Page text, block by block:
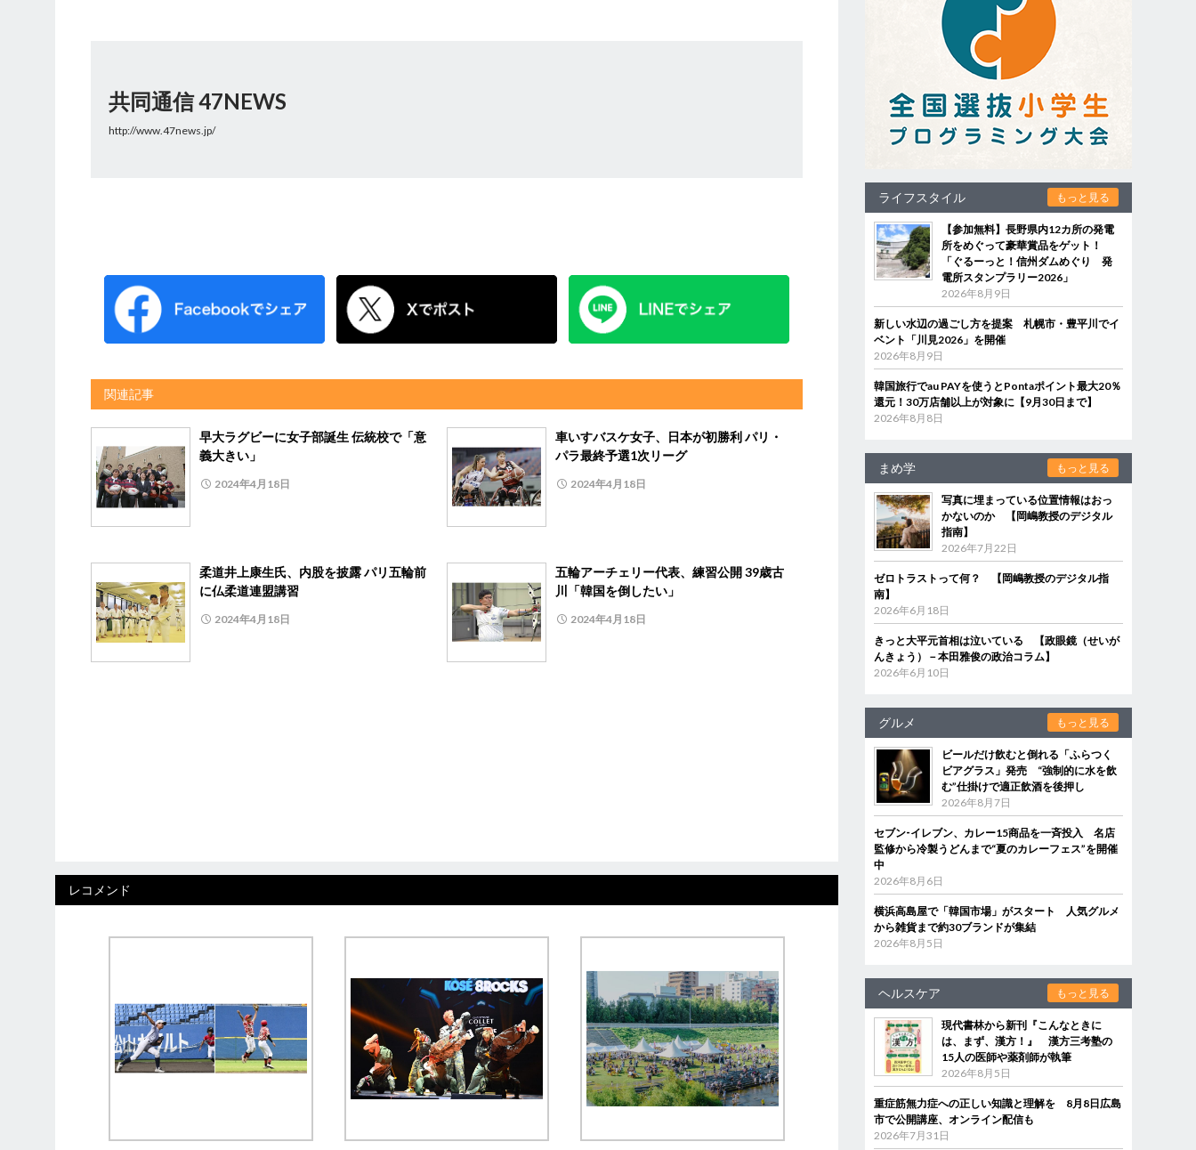
共同通信 47NEWS
http://www.47news.jp/
関連記事
早大ラグビーに女子部誕生 伝統校で「意
義大きい」
2024年4月18日
車いすバスケ女子、日本が初勝利 パリ・
パラ最終予選1次リーグ
2024年4月18日
柔道井上康生氏、内股を披露 パリ五輪前
に仏柔道連盟講習
2024年4月18日
五輪アーチェリー代表、練習公開 39歳古
川「韓国を倒したい」
2024年4月18日
レコメンド
ライフスタイル もっと見る
【参加無料】長野県内12カ所の発電
所をめぐって豪華賞品をゲット！
「ぐるーっと！信州ダムめぐり 発
電所スタンプラリー2026」
2026年8月9日
新しい水辺の過ごし方を提案 札幌市・豊平川でイ
ベント「川見2026」を開催
2026年8月9日
韓国旅行でau PAYを使うとPontaポイント最大20％
還元！30万店舗以上が対象に【9月30日まで】
2026年8月8日
まめ学 もっと見る
写真に埋まっている位置情報はおっ
かないのか 【岡嶋教授のデジタル
指南】
2026年7月22日
ゼロトラストって何？ 【岡嶋教授のデジタル指
南】
2026年6月18日
きっと大平元首相は泣いている 【政眼鏡（せいが
んきょう）－本田雅俊の政治コラム】
2026年6月10日
グルメ もっと見る
ビールだけ飲むと倒れる「ふらつく
ビアグラス」発売 “強制的に水を飲
む”仕掛けで適正飲酒を後押し
2026年8月7日
セブン‐イレブン、カレー15商品を一斉投入 名店
監修から冷製うどんまで“夏のカレーフェス”を開催
中
2026年8月6日
横浜高島屋で「韓国市場」がスタート 人気グルメ
から雑貨まで約30ブランドが集結
2026年8月5日
ヘルスケア もっと見る
現代書林から新刊『こんなときに
は、まず、漢方！』 漢方三考塾の
15人の医師や薬剤師が執筆
2026年8月5日
重症筋無力症への正しい知識と理解を 8月8日広島
市で公開講座、オンライン配信も
2026年7月31日